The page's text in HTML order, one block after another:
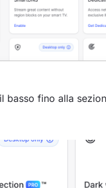
basso fino alla